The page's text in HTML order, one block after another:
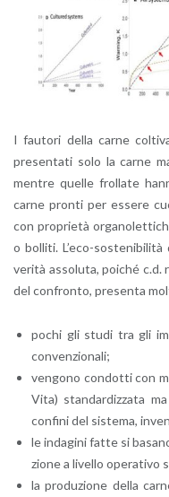
I fau­to­ri della carne
pre­sen­ta­ti solo la carne
men­tre quel­le frol­la­te
carne pron­ti per es­se­re
con pro­prie­tà
o bol­li­ti. L’e­co-
ve­ri­tà as­so­lu­ta, poi­ché c.d.
del con­fron­to, pre­sen­ta
pochi gli studi tra gli
con­ven­zio­na­li;
ven­go­no con­dot­ti con
Vita) stan­dar­diz­za­ta
con­fi­ni del si­ste­ma,
le in­da­gi­ni fatte si
zio­ne a li­vel­lo ope­ra­ti­vo
la pro­du­zio­ne della